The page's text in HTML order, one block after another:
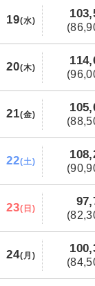
19(水)
20(木)
21(金)
22(土)
23(日)
24(月)